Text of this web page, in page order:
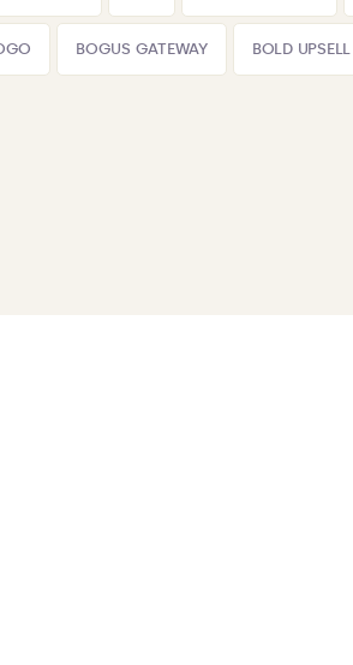
BOGUS GATEWAY BOLD UPSELL